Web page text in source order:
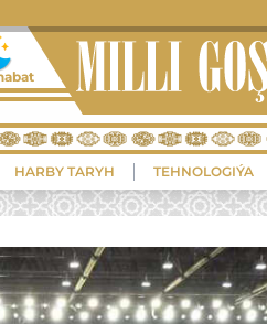
HARBY TARYH TEHNOLOGIÝA